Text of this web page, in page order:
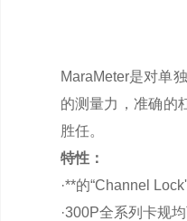
MaraMeter是对单
的测量力，准确的
胜任。
特性：
·**的“Channel
·300P全系列卡规